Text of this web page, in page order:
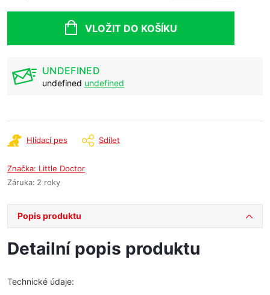
VLOŽIT DO KOŠÍKU
UNDEFINED
undefined undefined
Hlídací pes Sdílet
Značka: Little Doctor
Záruka: 2 roky
Popis produktu
Detailní popis produktu
Technické údaje: